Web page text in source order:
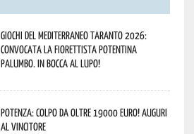
Giochi del Mediterraneo Taranto 2026:
convocata la fiorettista potentina
Palumbo. In bocca al lupo!
Potenza: colpo da oltre 19000 Euro! Auguri
al vincitore